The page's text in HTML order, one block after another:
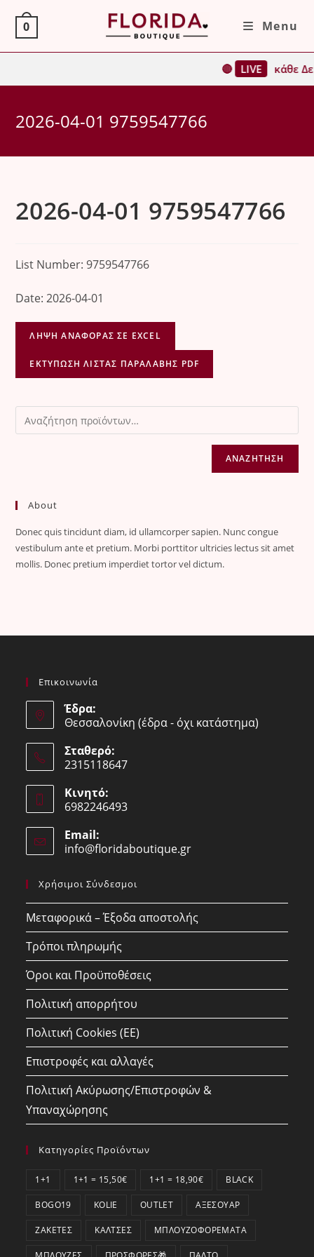
content
0 Menu
🔴 LIVE κάθε
2026-04-01 9759547766
2026-04-01 9759547766
List Number: 9759547766
Date: 2026-04-01
ΛΉΨΗ ΑΝΑΦΟΡΆΣ ΣΕ EXCEL
ΕΚΤΎΠΩΣΗ ΛΊΣΤΑΣ ΠΑΡΑΛΑΒΉΣ PDF
ΑΝΑΖΉΤΗΣΗ
About
Donec quis tincidunt diam, id ullamcorper sapien. Nunc congue
vestibulum ante et pretium. Morbi porttitor ultricies lectus sit amet
mollis. Donec pretium imperdiet tortor vel dictum.
Επικοινωνία
Έδρα:
Θεσσαλονίκη (έδρα - όχι κατάστημα)
Σταθερό:
2315118647
in
your
application
Κινητό:
6982246493
in
your
Email:
info@floridaboutique.grOpens
Χρήσιμοι Σύνδεσμοι
Μεταφορικά – Έξοδα αποστολής
Τρόποι πληρωμής
Όροι και Προϋποθέσεις
Πολιτική απορρήτου
Πολιτική Cookies (ΕΕ)
Επιστροφές και αλλαγές
Πολιτική Ακύρωσης/Επιστροφών &
Υπαναχώρησης
Κατηγορίες Προϊόντων
1+1 1+1 = 15,50€ 1+1 = 18,90€ BLACK
BOGO19 KOLIE OUTLET ΑΞΕΣΟΥΆΡ
ΖΑΚΈΤΕΣ ΚΆΛΤΣΕΣ ΜΠΛΟΥΖΟΦΟΡΈΜΑΤΑ